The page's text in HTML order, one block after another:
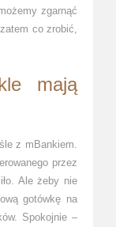
zgarnąć
co zrobić,
mają
z mBankiem.
przez
Ale żeby nie
gotówkę na
Spokojnie –